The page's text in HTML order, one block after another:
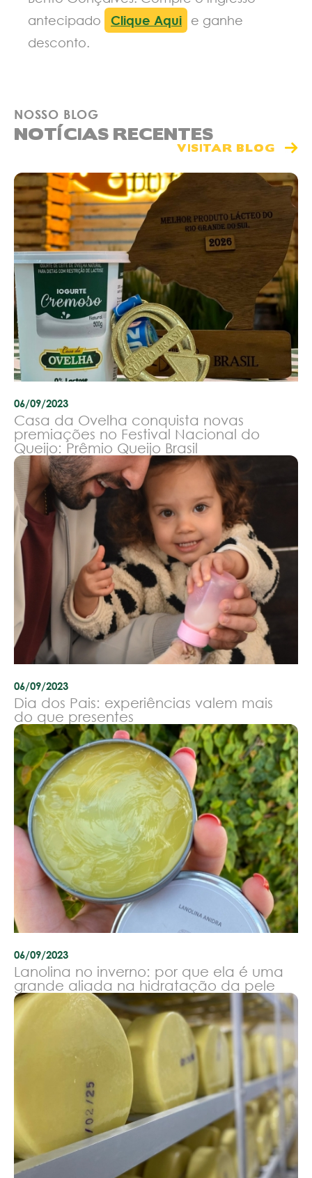
antecipado
Clique Aqui
e ganhe
desconto.
NOSSO BLOG
NOTÍCIAS RECENTES
VISITAR BLOG
06/09/2023
Casa da Ovelha conquista novas
premiações no Festival Nacional do
Queijo: Prêmio Queijo Brasil
06/09/2023
Dia dos Pais: experiências valem mais
do que presentes
06/09/2023
Lanolina no inverno: por que ela é uma
grande aliada na hidratação da pele